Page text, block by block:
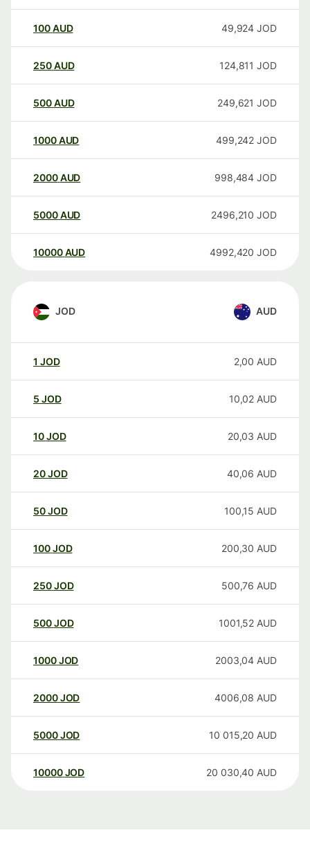
100AUD 49,924 JOD
250AUD 124,811 JOD
500AUD 249,621 JOD
1000AUD 499,242 JOD
2000AUD 998,484 JOD
5000AUD 2496,210 JOD
10000 AUD 4992,420 JOD
JOD AUD
1 JOD 2,00 AUD
5 JOD 10,02 AUD
10JOD 20,03 AUD
20JOD 40,06 AUD
50JOD 100,15 AUD
100JOD 200,30 AUD
250JOD 500,76 AUD
500JOD 1001,52 AUD
1000JOD 2003,04 AUD
2000JOD 4006,08 AUD
5000JOD 10 015,20 AUD
10000 JOD 20 030,40 AUD